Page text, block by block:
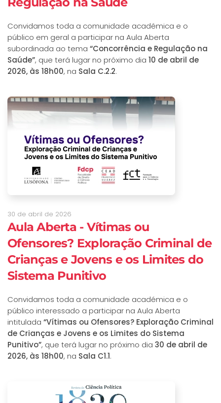
Convidamos toda a comunidade académica e o
público em geral a participar na Aula Aberta
subordinada ao tema “Concorrência e Regulação na
Saúde”, que terá lugar no próximo dia 10 de abril de
2026, às 18h00, na Sala C.2.2.
30 de abril de 2026
Aula Aberta - Vítimas ou
Ofensores? Exploração Criminal de
Crianças e Jovens e os Limites do
Sistema Punitivo
Convidamos toda a comunidade académica e o
público interessado a participar na Aula Aberta
intitulada “Vítimas ou Ofensores? Exploração Criminal
de Crianças e Jovens e os Limites do Sistema
Punitivo”, que terá lugar no próximo dia 30 de abril de
2026, às 18h00, na Sala C1.1.